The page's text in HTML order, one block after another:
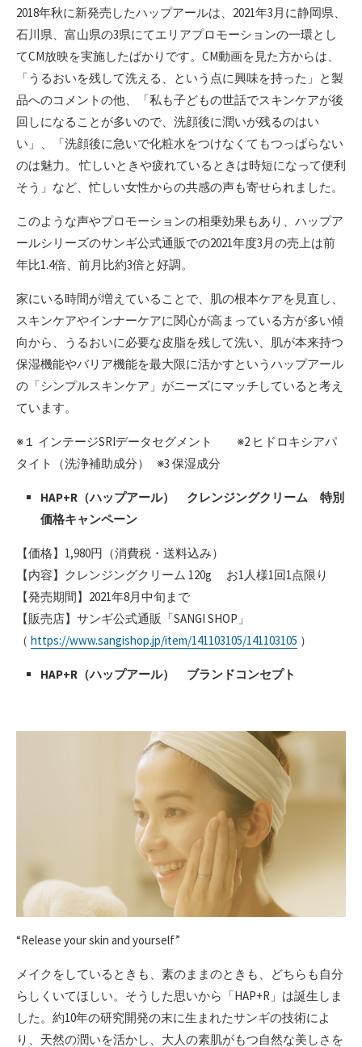
2018年秋に新発売したハップアールは、2021年3月に静岡県、
石川県、富山県の3県にてエリアプロモーションの一環とし
てCM放映を実施したばかりです。CM動画を見た方からは、
「うるおいを残して洗える、という点に興味を持った」と製
品へのコメントの他、「私も子どもの世話でスキンケアが後
回しになることが多いので、洗顔後に潤いが残るのはい
い」、「洗顔後に急いで化粧水をつけなくてもつっぱらない
のは魅力。 忙しいときや疲れているときは時短になって便利
そう」など、忙しい女性からの共感の声も寄せられました。
このような声やプロモーションの相乗効果もあり、ハップア
ールシリーズのサンギ公式通販での2021年度3月の売上は前
年比1.4倍、前月比約3倍と好調。
家にいる時間が増えていることで、肌の根本ケアを見直し、
スキンケアやインナーケアに関心が高まっている方が多い傾
向から、うるおいに必要な皮脂を残して洗い、肌が本来持つ
保湿機能やバリア機能を最大限に活かすというハップアール
の「シンプルスキンケア」がニーズにマッチしていると考え
ています。
※１ インテージSRIデータセグメント ※2 ヒドロキシアパ
タイト（洗浄補助成分） ※3 保湿成分
HAP+R（ハップアール） クレンジングクリーム 特別
価格キャンペーン
【価格】1,980円（消費税・送料込み）
【内容】クレンジングクリーム 120g お1人様1回1点限り
【発売期間】2021年8月中旬まで
【販売店】サンギ公式通販「SANGI SHOP」
（ https://www.sangishop.jp/item/141103105/141103105 ）
HAP+R（ハップアール） ブランドコンセプト
“Release your skin and yourself”
メイクをしているときも、素のままのときも、どちらも自分
らしくいてほしい。そうした思いから「HAP+R」は誕生しま
した。約10年の研究開発の末に生まれたサンギの技術によ
り、天然の潤いを活かし、大人の素肌がもつ自然な美しさを